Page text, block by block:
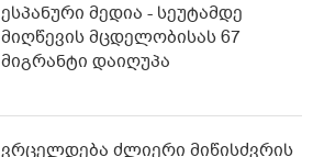
ესპანური მედია - სეუტამდე
მიღწევის მცდელობისას 67
მიგრანტი დაიღუპა
ვრცელდება ძლიერი მიწისძვრის